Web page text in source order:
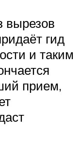
гид
и таким
прием,